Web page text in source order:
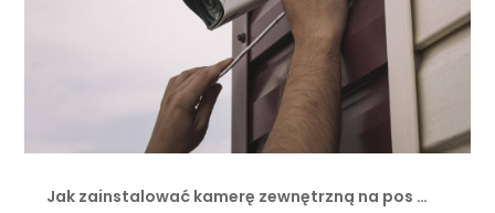
Jak zainstalować kamerę zewnętrzną na pos …